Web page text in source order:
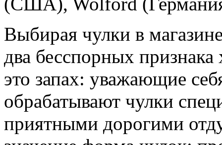
Выбирая чулки в
два бесспорных
это запах: уважающие
обрабатывают чулки
приятными дорогими